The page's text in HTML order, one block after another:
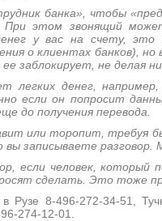
банка», чтобы
При этом звонящий
у вас на счету,
о клиентах банков), но
заблокирует, не делая
легких денег,
если он попросит
до получения перевода.
или торопит, требуя
записываете
если человек, который
сделать. Это тоже
Рузе 8-496-272-34-51,
274-12-01.